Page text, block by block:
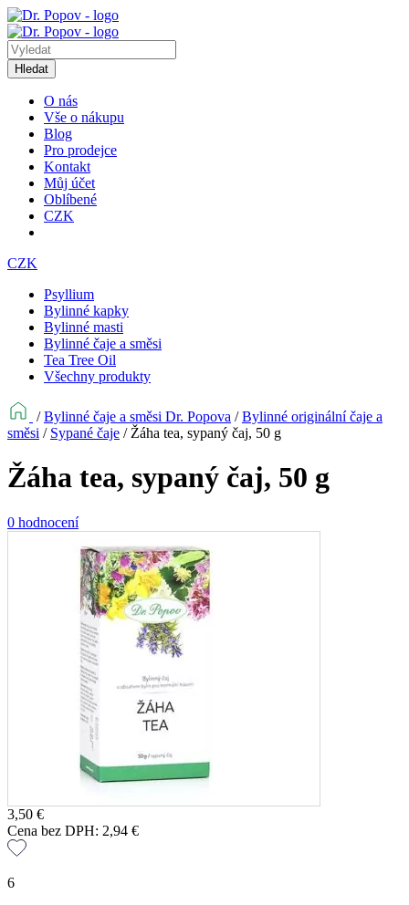
Hledat
O nás
Vše o nákupu
Blog
Pro prodejce
Kontakt
Můj účet
Oblíbené
CZK
CZK
Psyllium
Bylinné kapky
Bylinné masti
Bylinné čaje a směsi
Tea Tree Oil
Všechny produkty
/Bylinné čaje a směsi Dr. Popova /Bylinné originální čaje a
směsi / Sypané čaje / Žáha tea, sypaný čaj, 50 g
Žáha tea, sypaný čaj, 50 g
0 hodnocení
3,50 €
Cena bez DPH: 2,94 €
6